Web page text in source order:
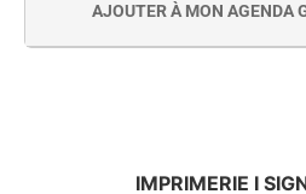
AJOUTER À MON AGENDA
IMPRIMERIE I